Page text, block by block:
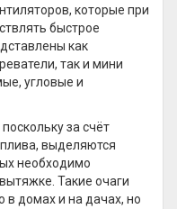
которые при
быстрое
как
так и мини
угловые и
за счёт
выделяются
необходимо
Такие очаги
в домах и на дачах, но